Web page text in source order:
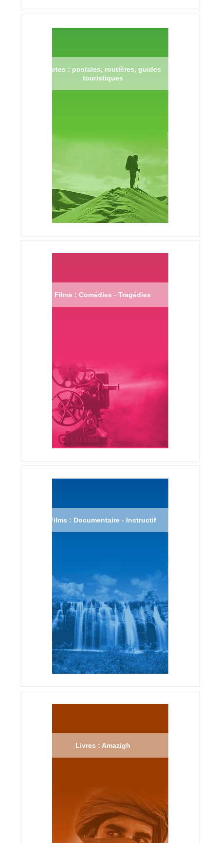
Cartes : postales, routières, guides
touristiques
Films : Comédies - Tragédies
Films : Documentaire - Instructif
Livres : Amazigh